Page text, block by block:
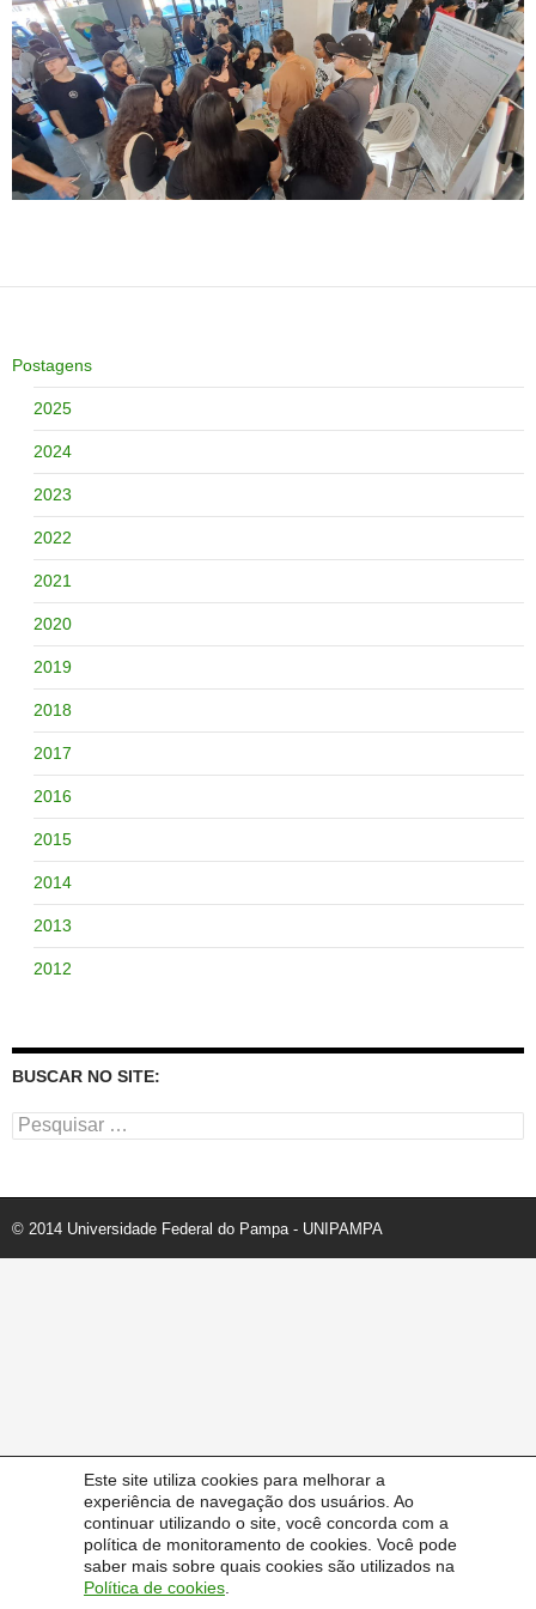
Este site utiliza cookies para melhorar a
experiência de navegação dos usuários. Ao
continuar utilizando o site, você concorda com a
política de monitoramento de cookies. Você pode
saber mais sobre quais cookies são utilizados na
Política de cookies
Postagens
2025
2024
2023
2022
2021
2020
2019
2018
2017
2016
2015
2014
2013
2012
BUSCAR NO SITE:
Pesquisar
por:
© 2014 Universidade Federal do Pampa - UNIPAMPA